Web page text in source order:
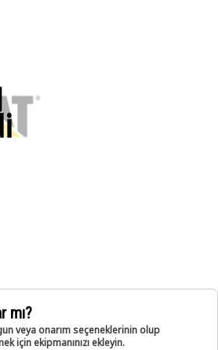
mı?
veya onarım seçeneklerinin olup
için ekipmanınızı ekleyin.